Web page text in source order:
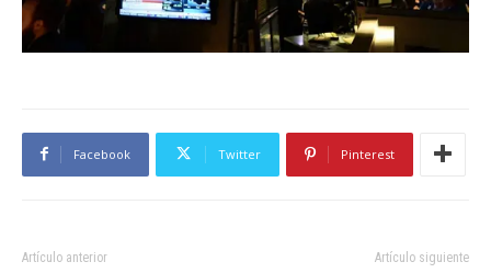
Facebook Twitter Pinterest
Artículo anterior Artículo siguiente